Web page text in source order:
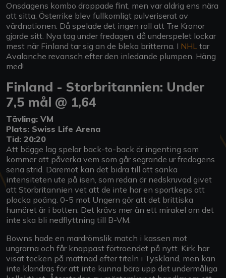
Onsdagens kombo droppade fint, men var aldrig ens nära
att sitta. Österrike blev fullkomligt pulveriserat av
värdnationen. Då spelade det ingen roll att Tre Kronor
gjorde sitt. Nya tag under fredagen, då underspelet lockar
mest när Finland tar sig an de bleka britterna. I NHL tar
Avalanche revansch efter den inledande plumpen. Häng
med!
Finland - Storbritannien: Under
7,5 mål @ 1,64
Tävling: VM
Plats: Swiss Life Arena
Tid: 20:20
Att bägge lag spelar back-to-back är ingenting som
kommer att påverka vem som går segrande ur fredagens
sena strid. Däremot kan det bidra till att sänka
intensiteten ute på isen, som redan är nedskruvad givet
att Storbritannien vet att de inte har en sportkeps att
plocka poäng. 0-5 mot Ungern gör att det brittiska
humöret är i botten. Det krävs mer än ett mirakel om det
inte ska bli nedflyttning till B-VM.
Bowns hade en mardrömslik match i kassen mot
ungrarna och får knappast förtroendet på nytt. Kirk har
visat tecken på mättnad efter titeln i Tyskland, men kan
inte klandras för att inte kunna bära upp det undermåliga